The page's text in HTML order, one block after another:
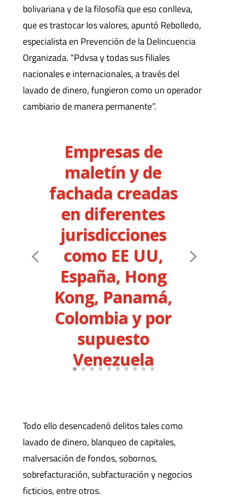
bolivariana y de la filosofía que eso conlleva,
que es trastocar los valores, apuntó Rebolledo,
especialista en Prevención de la Delincuencia
Organizada. “Pdvsa y todas sus filiales
nacionales e internacionales, a través del
lavado de dinero, fungieron como un operador
cambiario de manera permanente”.
Empresas de
maletín y de
fachada creadas
en diferentes
jurisdicciones
como EE UU,
España, Hong
Kong, Panamá,
Colombia y por
supuesto
Venezuela
Todo ello desencadenó delitos tales como
lavado de dinero, blanqueo de capitales,
malversación de fondos, sobornos,
sobrefacturación, subfacturación y negocios
ficticios, entre otros.